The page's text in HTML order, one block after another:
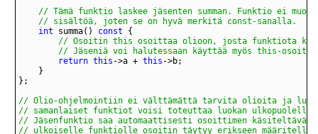
	// sisältöä, joten se on hyvä merkitä const-sanalla.
int summa() const
// Jäseniä voi halutessaan käyttää myös this-
return this ->a + this